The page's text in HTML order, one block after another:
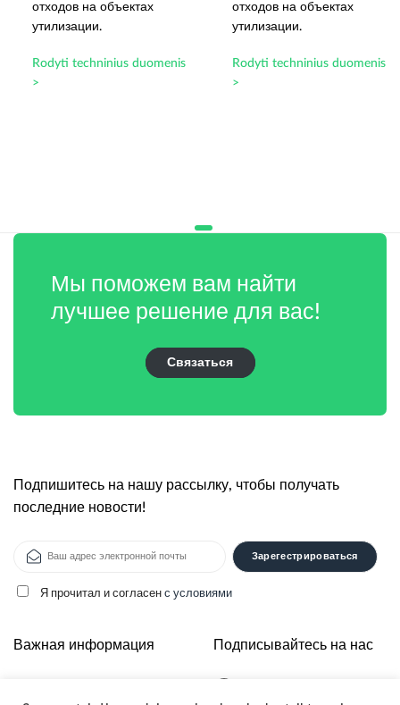
отходов на объектах
утилизации.
Rodyti techninius duomenis
>
отходов на объектах
утилизации.
Rodyti techninius duomenis
>
Мы поможем вам найти
лучшее решение для вас!
Связаться
Подпишитесь на нашу рассылку, чтобы получать
последние новости!
Я прочитал и согласен с условиями
Важная информация Подписывайтесь на нас